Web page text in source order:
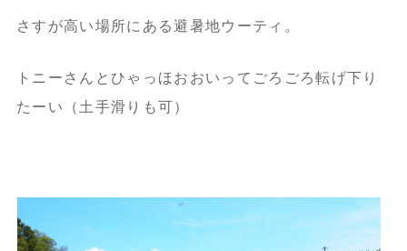
さすが高い場所にある避暑地ウーティ。
トニーさんとひゃっほおおいってごろごろ転げ下り
たーい（土手滑りも可）